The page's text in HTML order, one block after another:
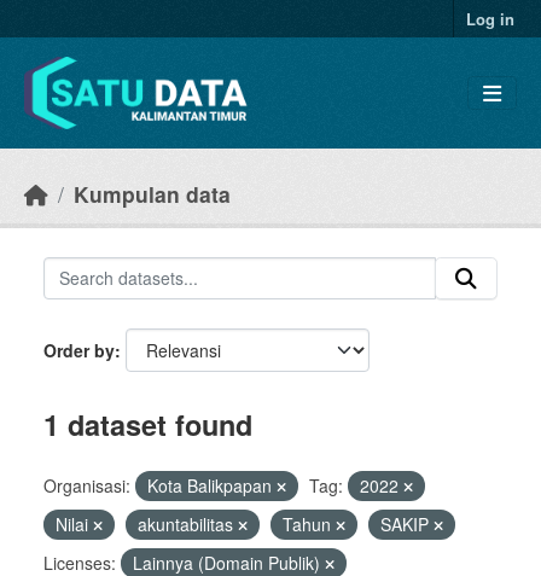
Log in
Kumpulan data
Order by
1 dataset found
Organisasi: Kota Balikpapan Tag:
2022
Nilai
akuntabilitas Tahun
SAKIP
Licenses:
Lainnya (Domain Publik)